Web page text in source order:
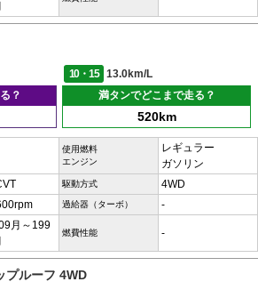
10・15
13.0km/L
？
満タンでどこまで走る？
520km
使用燃料
エンジン
レギュラー
ガソリン
駆動方式 4WD
過給器（ターボ） -
月～199
燃費性能 -
プルーフ 4WD